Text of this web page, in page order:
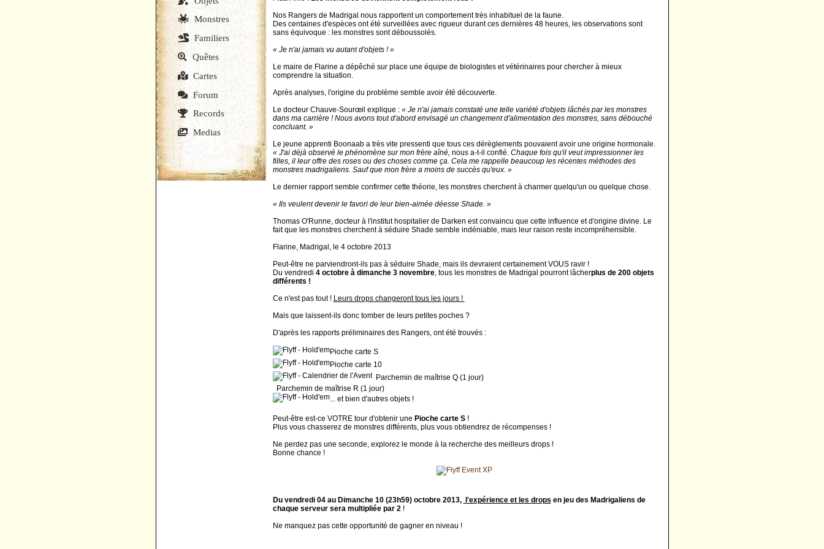
Monstres
Familiers
Quêtes
Cartes
Forum
Records
Medias
Nos Rangers de Madrigal nous rapportent un comportement très inhabituel de la faune.
Des centaines d'espèces ont été surveillées avec rigueur durant ces dernières 48 heures, les observations sont
sans équivoque : les monstres sont déboussolés.
« Je n'ai jamais vu autant d'objets ! »
Le maire de Flarine a dépêché sur place une équipe de biologistes et vétérinaires pour chercher à mieux
comprendre la situation.
Après analyses, l'origine du problème semble avoir été découverte.
Le docteur Chauve-Sourœil explique : « Je n'ai jamais constaté une telle variété d'objets lâchés par les monstres
dans ma carrière ! Nous avons tout d'abord envisagé un changement d'alimentation des monstres, sans débouché
concluant. »
Le jeune apprenti Boonaab a très vite pressenti que tous ces dérèglements pouvaient avoir une origine hormonale.
« J'ai déjà observé le phénomène sur mon frère aîné, nous a-t-il confié. Chaque fois qu'il veut impressionner les
filles, il leur offre des roses ou des choses comme ça. Cela me rappelle beaucoup les récentes méthodes des
monstres madrigaliens. Sauf que mon frère a moins de succès qu'eux. »
Le dernier rapport semble confirmer cette théorie, les monstres cherchent à charmer quelqu'un ou quelque chose.
« Ils veulent devenir le favori de leur bien-aimée déesse Shade. »
Thomas O'Runne, docteur à l'institut hospitalier de Darken est convaincu que cette influence et d'origine divine. Le
fait que les monstres cherchent à séduire Shade semble indéniable, mais leur raison reste incompréhensible.
Flarine, Madrigal, le 4 octobre 2013
Peut-être ne parviendront-ils pas à séduire Shade, mais ils devraient certainement VOUS ravir !
Du vendredi 4 octobre à dimanche 3 novembre, tous les monstres de Madrigal pourront lâcherplus de 200 objets
différents !
Ce n'est pas tout ! Leurs drops changeront tous les jours !
Mais que laissent-ils donc tomber de leurs petites poches ?
D'après les rapports préliminaires des Rangers, ont été trouvés :
Pioche carte S
Pioche carte 10
Parchemin de maîtrise Q (1 jour)
Parchemin de maîtrise R (1 jour)
... et bien d'autres objets !
Peut-être est-ce VOTRE tour d'obtenir une Pioche carte S!
Plus vous chasserez de monstres différents, plus vous obtiendrez de récompenses !
Ne perdez pas une seconde, explorez le monde à la recherche des meilleurs drops !
Bonne chance !
Du vendredi 04 au Dimanche 10 (23h59) octobre 2013, l'expérience et les drops en jeu des Madrigaliens de
chaque serveur sera multipliée par 2!
Ne manquez pas cette opportunité de gagner en niveau !